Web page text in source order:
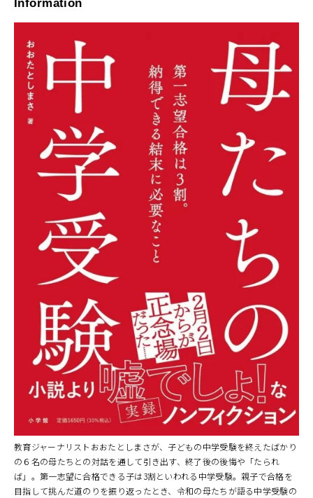
Information
教育ジャーナリストおおたとしまさが、子どもの中学受験を終えたばかり
の６名の母たちとの対話を通して引き出す、終了後の後悔や「たられ
ば」。第一志望に合格できる子は3割といわれる中学受験。親子で合格を
目指して挑んだ道のりを振り返ったとき、令和の母たちが語る中学受験の